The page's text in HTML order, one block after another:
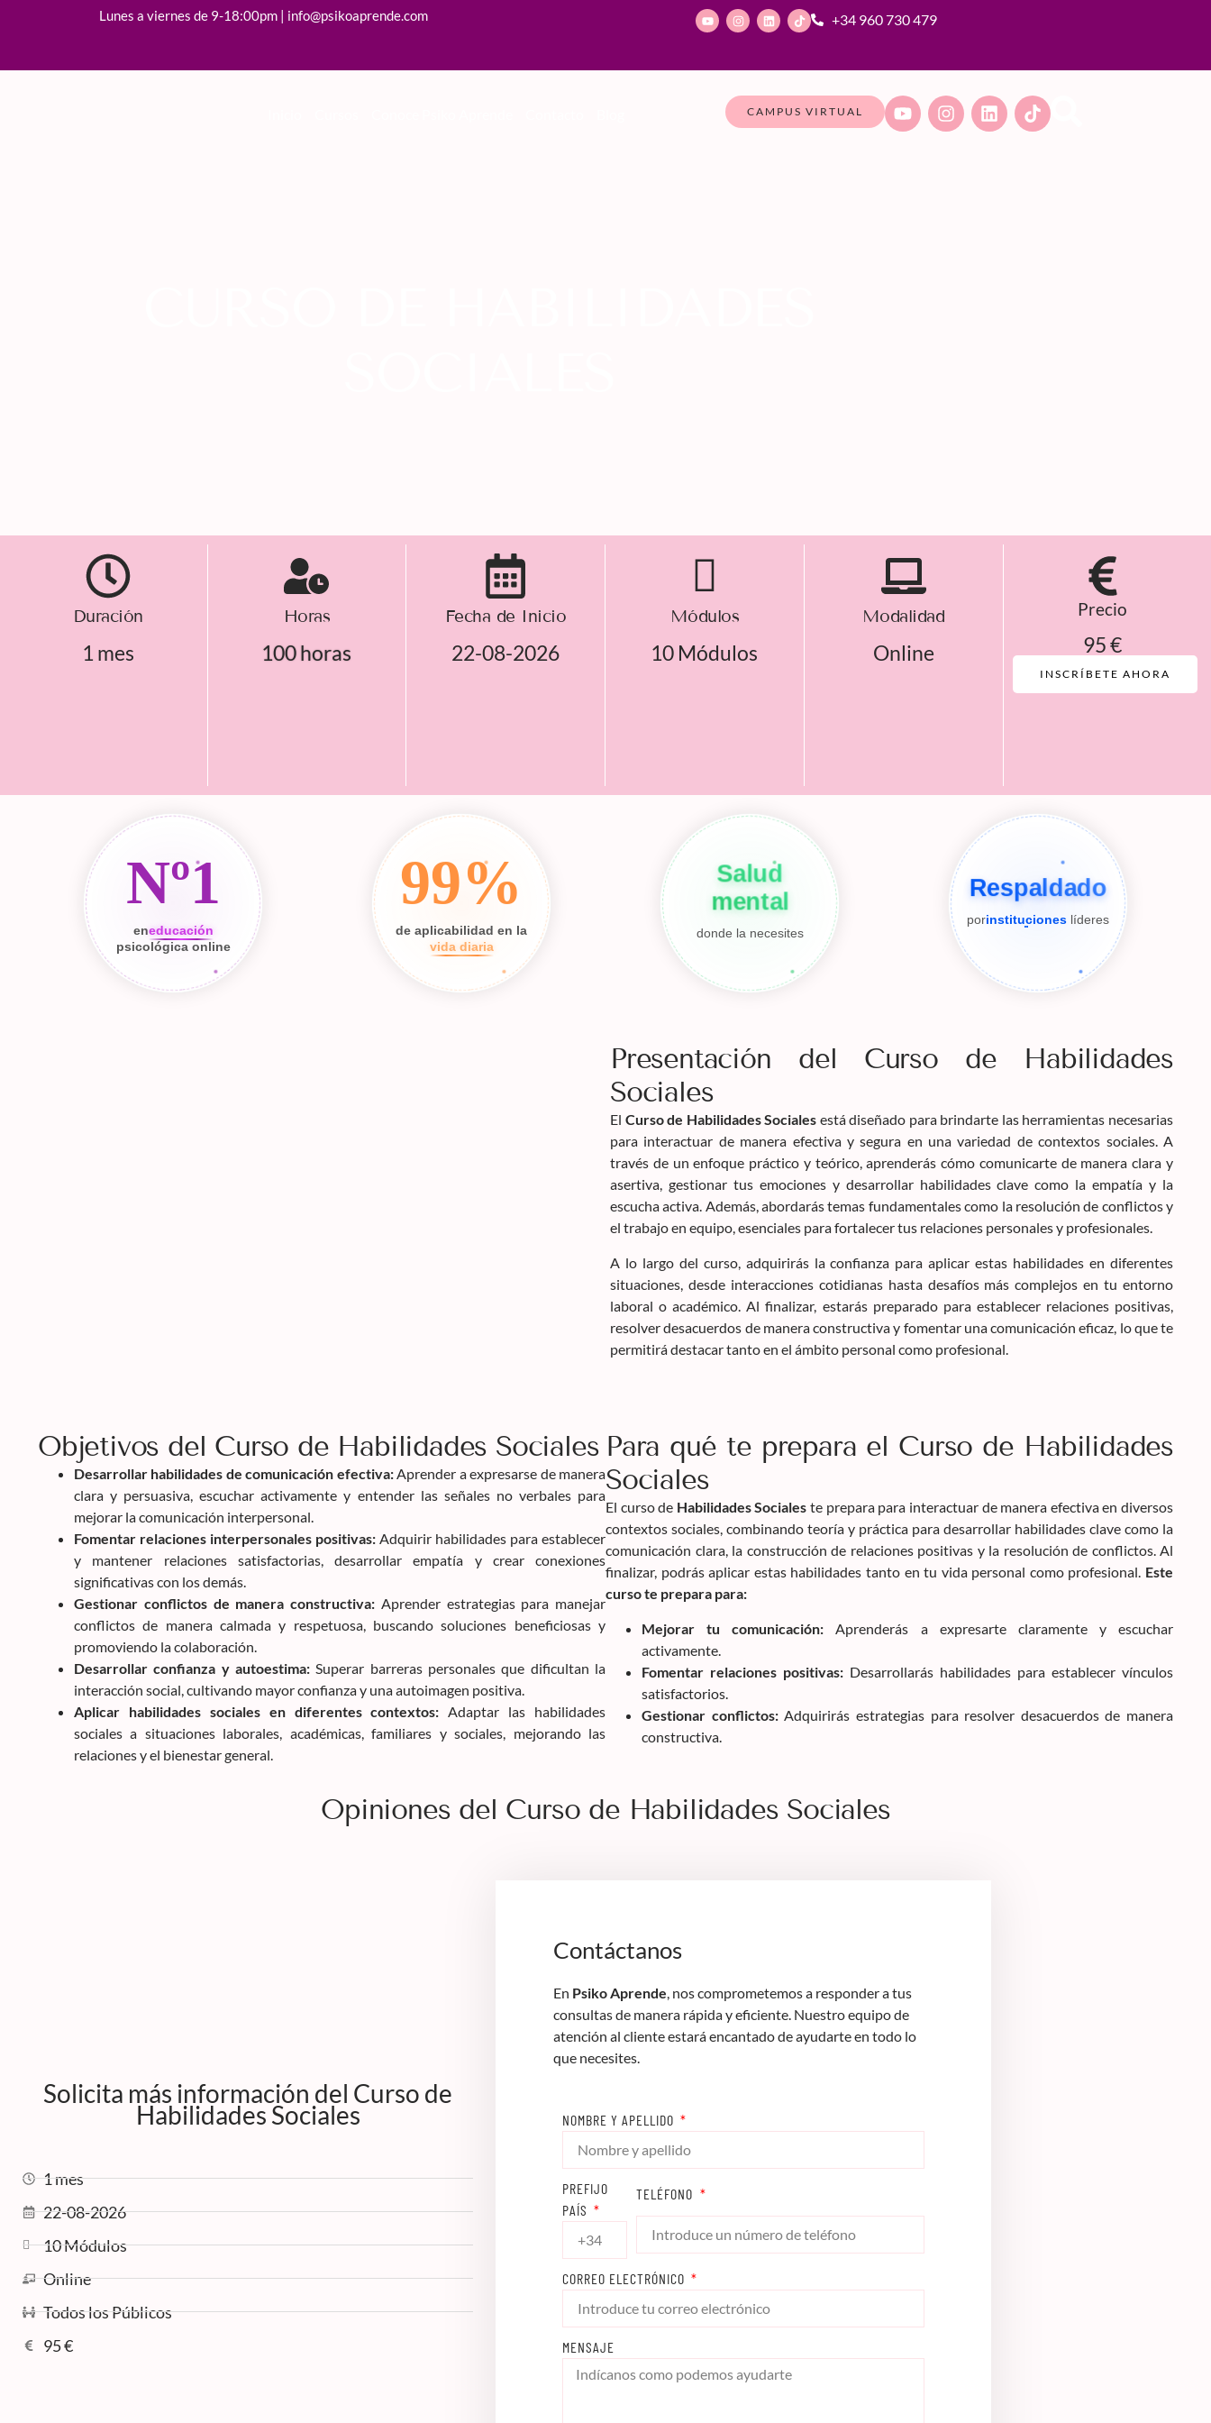
Lunes a viernes de 9-18:00pm | info@psikoaprende.com +34 960 730 479
CAMPUS VIRTUAL
Duración
1 mes
Horas
100 horas
Fecha de Inicio
22-08-2026
Módulos
10 Módulos
Modalidad
Online
Precio
95 €
INSCRÍBETE AHORA
Nº1
eneducación
psicológica online
99%
de aplicabilidad en la
vida diaria
Salud
mental
donde la necesites
Respaldado
porinstituciones líderes
Presentación del Curso de Habilidades
Sociales
El Curso de Habilidades Sociales está diseñado para brindarte las herramientas necesarias
para interactuar de manera efectiva y segura en una variedad de contextos sociales. A
través de un enfoque práctico y teórico, aprenderás cómo comunicarte de manera clara y
asertiva, gestionar tus emociones y desarrollar habilidades clave como la empatía y la
escucha activa. Además, abordarás temas fundamentales como la resolución de conflictos y
el trabajo en equipo, esenciales para fortalecer tus relaciones personales y profesionales.
A lo largo del curso, adquirirás la confianza para aplicar estas habilidades en diferentes
situaciones, desde interacciones cotidianas hasta desafíos más complejos en tu entorno
laboral o académico. Al finalizar, estarás preparado para establecer relaciones positivas,
resolver desacuerdos de manera constructiva y fomentar una comunicación eficaz, lo que te
permitirá destacar tanto en el ámbito personal como profesional.
Objetivos del Curso de Habilidades Sociales
Desarrollar habilidades de comunicación efectiva:Aprender a expresarse de manera
clara y persuasiva, escuchar activamente y entender las señales no verbales para
mejorar la comunicación interpersonal.
Fomentar relaciones interpersonales positivas: Adquirir habilidades para establecer
y mantener relaciones satisfactorias, desarrollar empatía y crear conexiones
significativas con los demás.
Gestionar conflictos de manera constructiva: Aprender estrategias para manejar
conflictos de manera calmada y respetuosa, buscando soluciones beneficiosas y
promoviendo la colaboración.
Desarrollar confianza y autoestima: Superar barreras personales que dificultan la
interacción social, cultivando mayor confianza y una autoimagen positiva.
Aplicar habilidades sociales en diferentes contextos: Adaptar las habilidades
sociales a situaciones laborales, académicas, familiares y sociales, mejorando las
relaciones y el bienestar general.
Para qué te prepara el Curso de Habilidades
Sociales
El curso de Habilidades Sociales te prepara para interactuar de manera efectiva en diversos
contextos sociales, combinando teoría y práctica para desarrollar habilidades clave como la
comunicación clara, la construcción de relaciones positivas y la resolución de conflictos. Al
finalizar, podrás aplicar estas habilidades tanto en tu vida personal como profesional. Este
curso te prepara para:
Mejorar tu comunicación: Aprenderás a expresarte claramente y escuchar
activamente.
Fomentar relaciones positivas: Desarrollarás habilidades para establecer vínculos
satisfactorios.
Gestionar conflictos:Adquirirás estrategias para resolver desacuerdos de manera
constructiva.
Opiniones del Curso de Habilidades Sociales
Solicita más información del Curso de
Habilidades Sociales
1 mes
22-08-2026
10 Módulos
Online
Todos los Públicos
95 €
Contáctanos
En Psiko Aprende, nos comprometemos a responder a tus
consultas de manera rápida y eficiente. Nuestro equipo de
atención al cliente estará encantado de ayudarte en todo lo
que necesites.
NOMBRE Y APELLIDO
PREFIJO
PAÍS
TELÉFONO
CORREO ELECTRÓNICO
MENSAJE